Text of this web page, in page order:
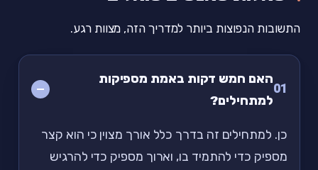
התשובות הנפוצות ביותר למדריך הזה, מצוות רגע.
01
האם חמש דקות באמת מספיקות
למתחילים?
כן. למתחילים זה בדרך כלל אורך מצוין כי הוא קצר
מספיק כדי להתמיד בו, וארוך מספיק כדי להרגיש